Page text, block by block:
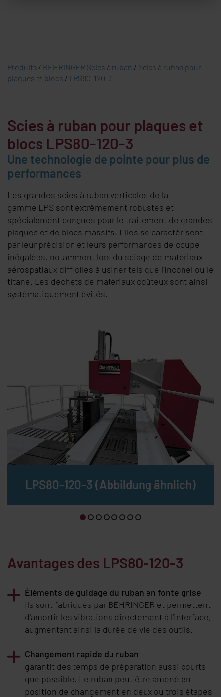
Produits / BEHRINGER Scies à ruban / Scies à ruban pour
plaques et blocs / LPS80-120-3
Scies à ruban pour plaques et
blocs LPS80-120-3
Une technologie de pointe pour plus de
performances
Les grandes scies à ruban verticales de la
gamme LPS sont extrêmement robustes et
spécialement conçues pour le traitement de grandes
plaques et de blocs massifs. Elles se caractérisent
par leur précision et leurs performances de coupe
inégalées, notamment lors du sciage de matériaux
aérospatiaux difficiles à usiner tels que l'Inconel ou le
titane. Les déchets de matériaux coûteux sont ainsi
systématiquement évités.
LPS80-120-3 (Abbildung ähnlich)
Avantages des LPS80-120-3
Éléments de guidage du ruban en fonte grise
Ils sont fabriqués par BEHRINGER et permettent
d'amortir les vibrations directement à l'interface,
augmentant ainsi la durée de vie des outils.
Changement rapide du ruban
garantit des temps de préparation aussi courts
que possible. Le ruban peut être amené en
position de changement en deux ou trois étapes